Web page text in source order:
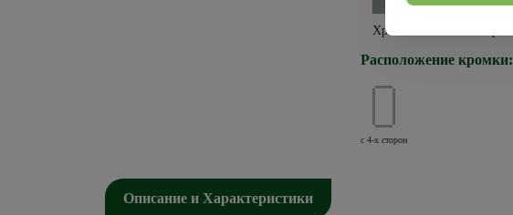
Хром
Расположение кромки:
с 4-х сторон
Описание и Характеристики